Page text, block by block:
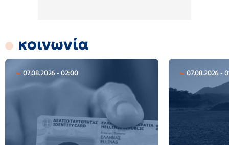
κοινωνία
07.08.2026 - 02:00 07.08.2026 -